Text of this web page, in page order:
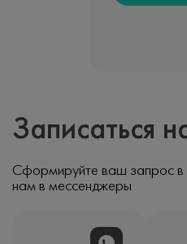
Записаться
Сформируйте ваш запрос в
нам в мессенджеры